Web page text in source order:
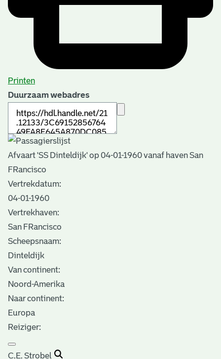
Printen
Duurzaam webadres
Afvaart 'SS Dinteldijk' op 04-01-1960 vanaf haven San
FRancisco
Vertrekdatum:
04-01-1960
Vertrekhaven:
San FRancisco
Scheepsnaam:
Dinteldijk
Van continent:
Noord-Amerika
Naar continent:
Europa
Reiziger:
C.E. Strobel